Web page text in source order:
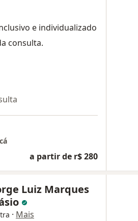
e individualizado
consulta.
a partir de r$ 280
Luiz Marques
· Mais